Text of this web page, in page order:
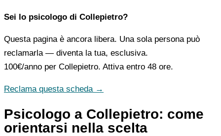
Sei lo psicologo di Collepietro?
Questa pagina è ancora libera. Una sola persona può
reclamarla — diventa la tua, esclusiva.
100€/anno per Collepietro. Attiva entro 48 ore.
Reclama questa scheda →
Psicologo a Collepietro: come
orientarsi nella scelta